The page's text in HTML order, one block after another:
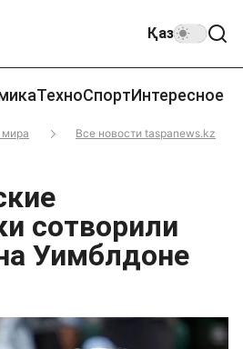
Қаз
ТехноСпортИнтересное
мира
Все новости taspanews.kz
сотворили
Уимблдоне